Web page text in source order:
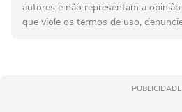
autores e não representam a
que viole os termos de uso,
PUBLICIDADE